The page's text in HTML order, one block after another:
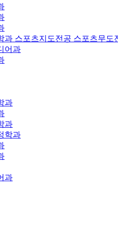
과 스포츠지도전공 스포츠무도
어과
과
과
학과
과